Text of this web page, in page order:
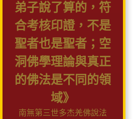
弟子說了算的，符
合考核印證，不是
聖者也是聖者；空
洞佛學理論與真正
的佛法是不同的領
域》
南無第三世多杰羌佛說法